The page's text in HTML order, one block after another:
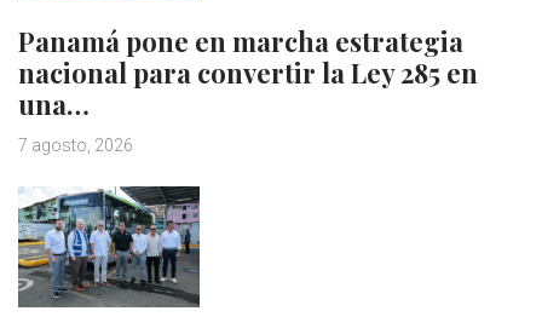
Panamá pone en marcha estrategia
nacional para convertir la Ley 285 en
una…
7 agosto, 2026